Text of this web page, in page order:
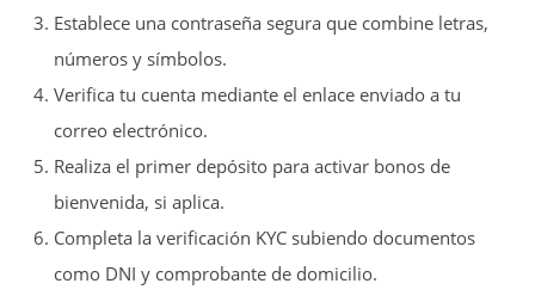
Establece una contraseña segura que combine letras,
números y símbolos.
Verifica tu cuenta mediante el enlace enviado a tu
correo electrónico.
Realiza el primer depósito para activar bonos de
bienvenida, si aplica.
Completa la verificación KYC subiendo documentos
como DNI y comprobante de domicilio.